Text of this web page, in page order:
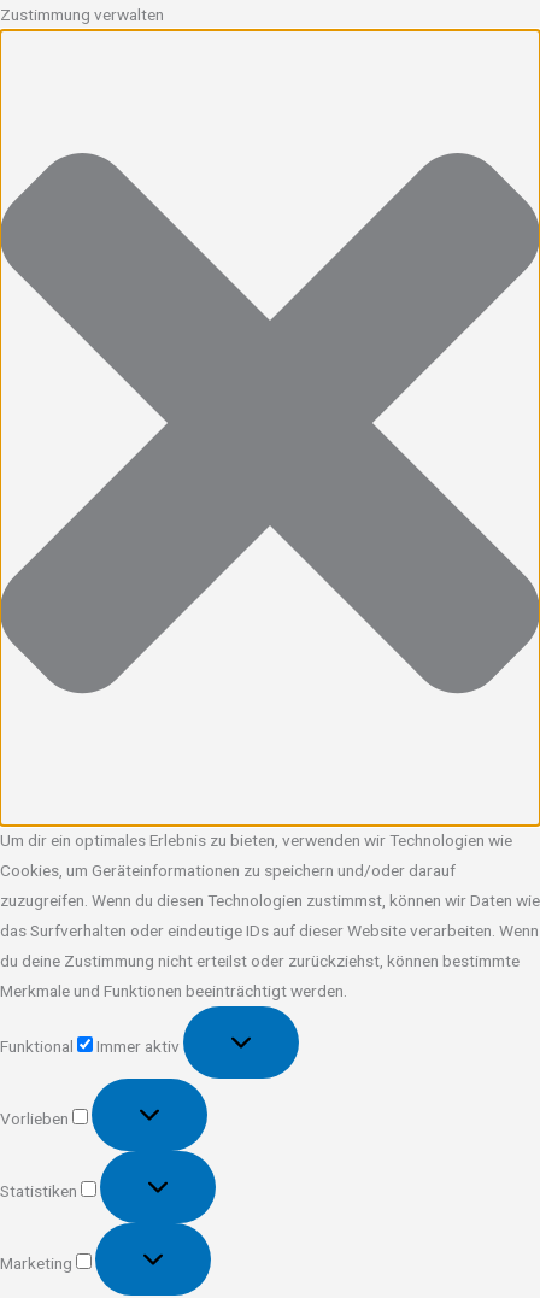
Zustimmung verwalten
Um dir ein optimales Erlebnis zu bieten, verwenden wir Technologien wie
Cookies, um Geräteinformationen zu speichern und/oder darauf
zuzugreifen. Wenn du diesen Technologien zustimmst, können wir Daten wie
das Surfverhalten oder eindeutige IDs auf dieser Website verarbeiten. Wenn
du deine Zustimmung nicht erteilst oder zurückziehst, können bestimmte
Merkmale und Funktionen beeinträchtigt werden.
Funktional
Immer aktiv
Vorlieben
Vorlieben
Statistiken
Statistiken
Marketing
Marketing